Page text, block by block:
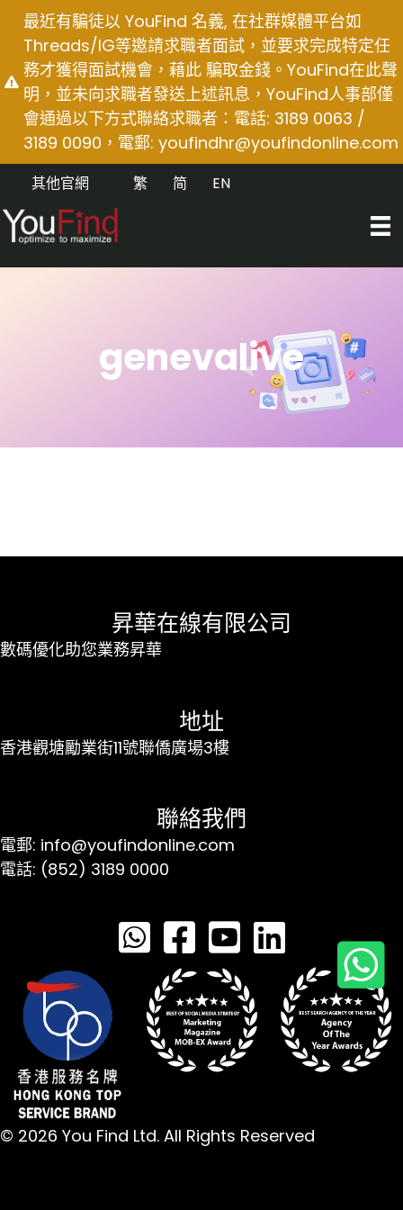
content
最近有騙徒以 YouFind 名義, 在社群媒體平台如
Threads/IG等邀請求職者面試，並要求完成特定任
務才獲得面試機會，藉此 騙取金錢。YouFind在此聲
明，並未向求職者發送上述訊息，YouFind人事部僅
會通過以下方式聯絡求職者：電話: 3189 0063 /
3189 0090，電郵: youfindhr@youfindonline.com
其他官網 EN
简
繁
genevalive
昇華在線有限公司
數碼優化助您業務昇華
地址
香港觀塘勵業街11號聯僑廣場3樓
聯絡我們
電郵: info@youfindonline.com
電話: (852) 3189 0000
© 2026 You Find Ltd. All Rights Reserved